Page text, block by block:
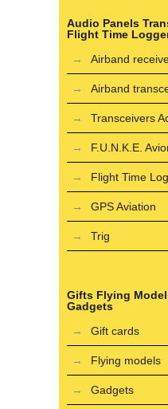
Audio Panels
Flight Time
Airband
Airband
Transceivers
F.U.N.K.E.
Flight Time
GPS Aviation
Trig
Gifts Flying
Gadgets
Gift cards
Flying models
Gadgets